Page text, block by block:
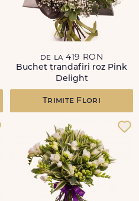
de la 419 RON
Buchet trandafiri roz Pink
Delight
Trimite Flori